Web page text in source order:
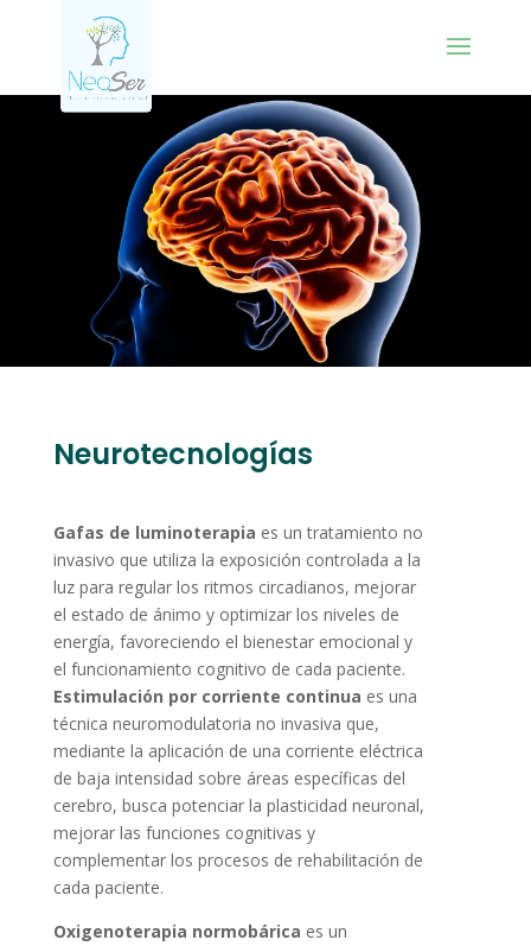
Neurotecnologías
Gafas de luminoterapia es un tratamiento no
invasivo que utiliza la exposición controlada a la
luz para regular los ritmos circadianos, mejorar
el estado de ánimo y optimizar los niveles de
energía, favoreciendo el bienestar emocional y
el funcionamiento cognitivo de cada paciente.
Estimulación por corriente continua es una
técnica neuromodulatoria no invasiva que,
mediante la aplicación de una corriente eléctrica
de baja intensidad sobre áreas específicas del
cerebro, busca potenciar la plasticidad neuronal,
mejorar las funciones cognitivas y
complementar los procesos de rehabilitación de
cada paciente.
Oxigenoterapia normobárica es un